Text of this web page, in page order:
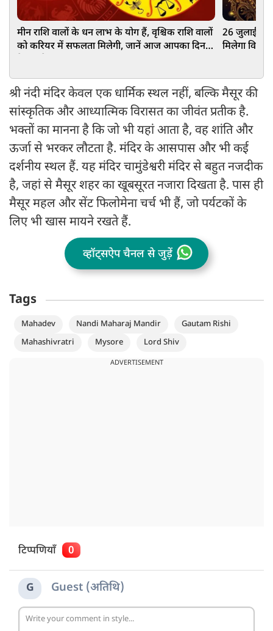
मीन राशि वालों के धन लाभ के योग हैं, वृश्चिक राशि वालों
को करियर में सफलता मिलेगी, जानें आज आपका दिन
26 जुलाई को
मिलेगा विशेष
श्री नंदी मंदिर केवल एक धार्मिक स्थल नहीं, बल्कि मैसूर की
सांस्कृतिक और आध्यात्मिक विरासत का जीवंत प्रतीक है.
भक्तों का मानना है कि जो भी यहां आता है, वह शांति और
ऊर्जा से भरकर लौटता है. मंदिर के आसपास और भी कई
दर्शनीय स्थल हैं. यह मंदिर चामुंडेश्वरी मंदिर से बहुत नजदीक
है, जहां से मैसूर शहर का खूबसूरत नजारा दिखता है. पास ही
मैसूर महल और सेंट फिलोमेना चर्च भी हैं, जो पर्यटकों के
लिए भी खास मायने रखते हैं.
व्हॉट्सऐप चैनल से जुड़ें
Tags
Mahadev Nandi Maharaj Mandir
Gautam Rishi
Mahashivratri
Mysore Lord Shiv
ADVERTISEMENT
टिप्पणियाँ 0
G Guest (अतिथि)